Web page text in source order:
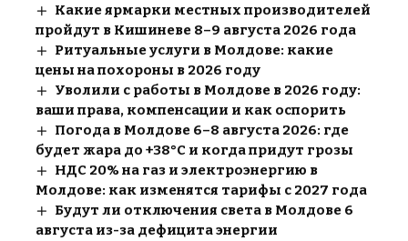
Какие ярмарки местных производителей
пройдут в Кишиневе 8–9 августа 2026 года
Ритуальные услуги в Молдове: какие
цены на похороны в 2026 году
Уволили с работы в Молдове в 2026 году:
ваши права, компенсации и как оспорить
Погода в Молдове 6–8 августа 2026: где
будет жара до +38°C и когда придут грозы
НДС 20% на газ и электроэнергию в
Молдове: как изменятся тарифы с 2027 года
Будут ли отключения света в Молдове 6
августа из-за дефицита энергии